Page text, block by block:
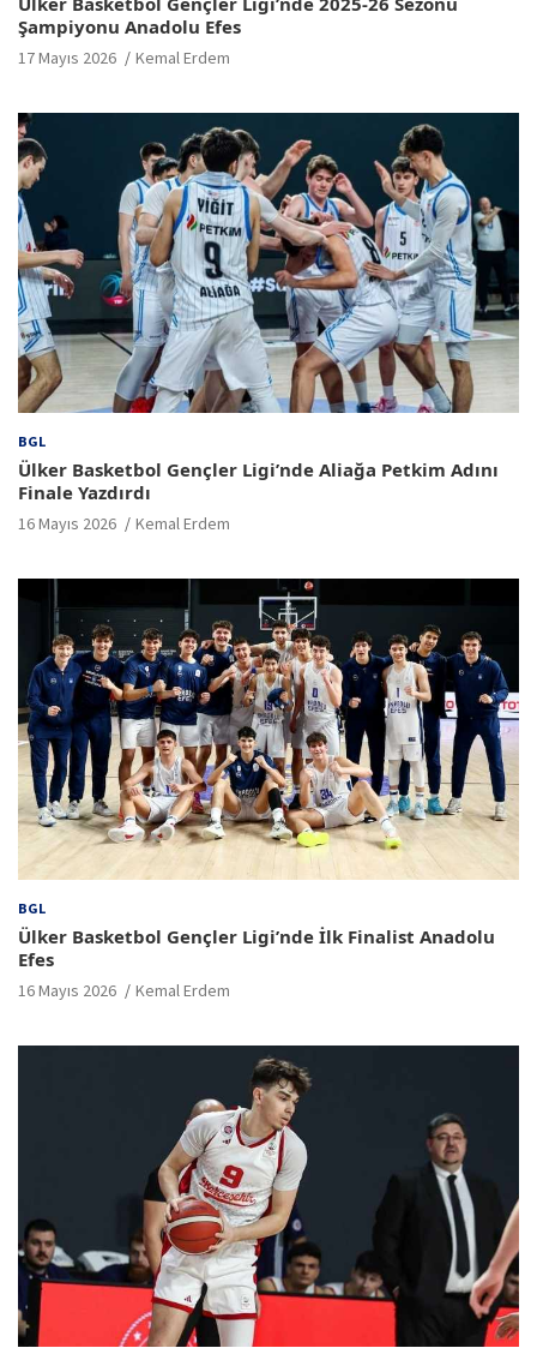
Şampiyonu Anadolu Efes
17 Mayıs 2026 Kemal Erdem
BGL
Ülker Basketbol Gençler Ligi’nde Aliağa Petkim Adını
Finale Yazdırdı
16 Mayıs 2026 Kemal Erdem
BGL
Ülker Basketbol Gençler Ligi’nde İlk Finalist Anadolu
Efes
16 Mayıs 2026 Kemal Erdem